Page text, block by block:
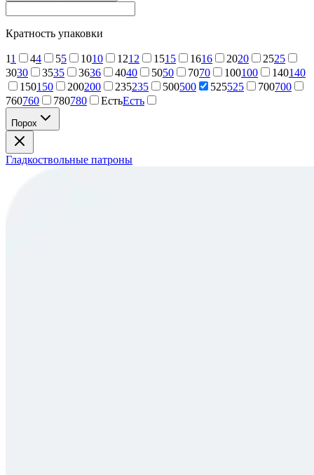
Кратность упаковки
11 44 55 1010 1212 1515 1616 2020 2525
3030 3535 3636 4040 5050 7070 100100 140140
150150 200200 235235 500500 525525 700700
760760 780780 ЕстьЕсть
Порох
Гладкоствольные патроны